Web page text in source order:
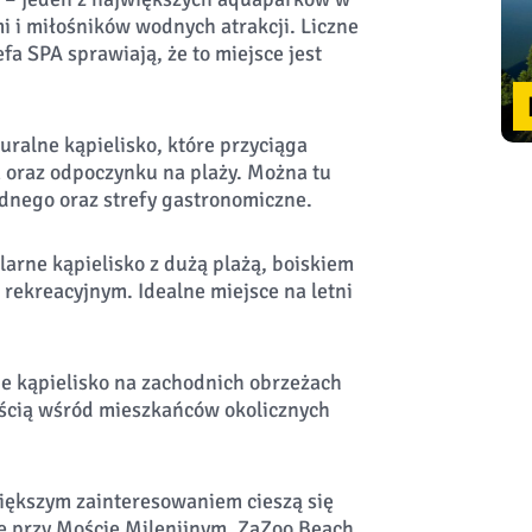
i miłośników wodnych atrakcji. Liczne
SPA sprawiają, że to miejsce jest
kąpielisko, które przyciąga
odpoczynku na plaży. Można tu
oraz strefy gastronomiczne.
kąpielisko z dużą plażą, boiskiem
Idealne miejsce na letni
kąpielisko na zachodnich obrzeżach
wśród mieszkańców okolicznych
zainteresowaniem cieszą się